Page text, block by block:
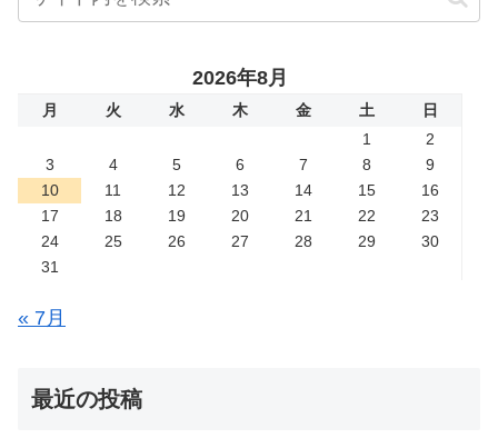
2026年8月
月 火 水 木 金 土
日
1
2
3
4 5 6 7 8
9
10
11 12 13 14 15
16
17
18 19 20 21 22
23
24
25 26 27 28 29
30
31
« 7月
最近の投稿